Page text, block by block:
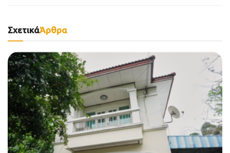
ΣχετικάΆρθρα